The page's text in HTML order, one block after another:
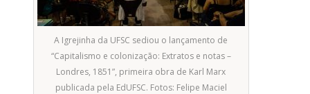
A Igrejinha da UFSC sediou o lançamento de
“Capitalismo e colonização: Extratos e notas –
Londres, 1851”, primeira obra de Karl Marx
publicada pela EdUFSC. Fotos: Felipe Maciel